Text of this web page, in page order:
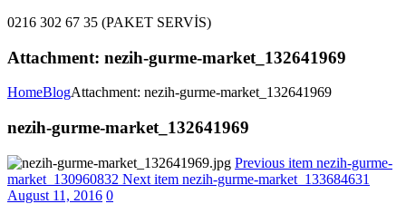
0216 302 67 35 (PAKET SERVİS)
Attachment: nezih-gurme-market_132641969
HomeBlogAttachment: nezih-gurme-market_132641969
nezih-gurme-market_132641969
Previous item nezih-gurme-
market_130960832 Next item nezih-gurme-market_133684631
August 11, 2016 0